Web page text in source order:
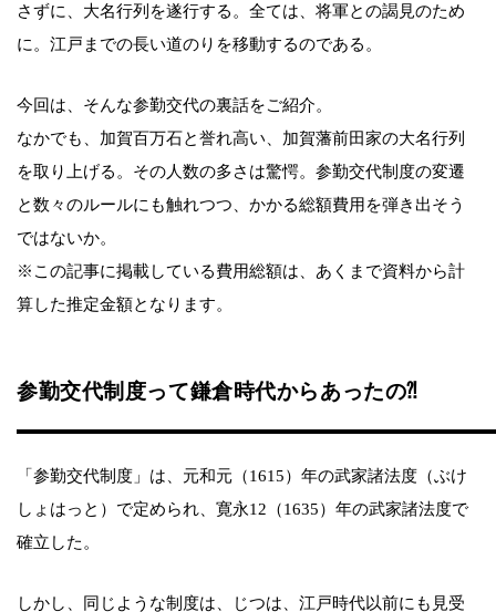
さずに、大名行列を遂行する。全ては、将軍との謁見のため
に。江戸までの長い道のりを移動するのである。
今回は、そんな参勤交代の裏話をご紹介。
なかでも、加賀百万石と誉れ高い、加賀藩前田家の大名行列
を取り上げる。その人数の多さは驚愕。参勤交代制度の変遷
と数々のルールにも触れつつ、かかる総額費用を弾き出そう
ではないか。
※この記事に掲載している費用総額は、あくまで資料から計
算した推定金額となります。
参勤交代制度って鎌倉時代からあったの⁈
「参勤交代制度」は、元和元（1615）年の武家諸法度（ぶけ
しょはっと）で定められ、寛永12（1635）年の武家諸法度で
確立した。
しかし、同じような制度は、じつは、江戸時代以前にも見受